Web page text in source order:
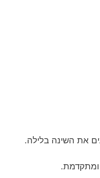
את השינה בלילה.
ומתקדמת.